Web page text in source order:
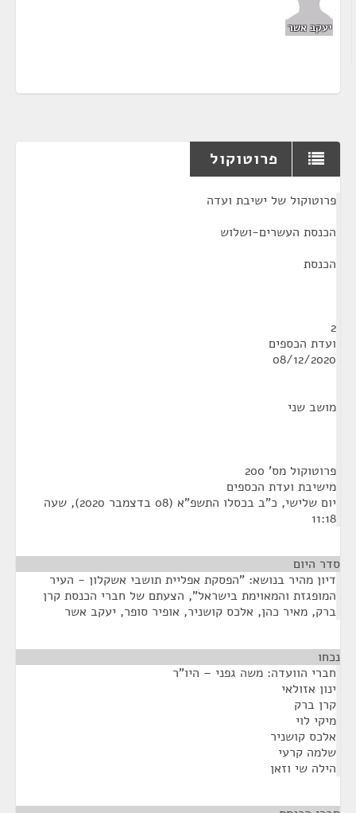
יעקב אשר
פרוטוקול
פרוטוקול של ישיבת ועדה
הכנסת העשרים-ושלוש
הכנסת
2
ועדת הכספים
08/12/2020
מושב שני
פרוטוקול מס' 200
מישיבת ועדת הכספים
יום שלישי, כ"ב בכסלו התשפ"א (08 בדצמבר 2020), שעה
11:18
סדר היום
דיון מהיר בנושא: "הפסקת אפליית תושבי אשקלון - העיר
המופגזת והמאוימת בישראל", הצעתם של חברי הכנסת קרן
ברק, מאיר כהן, אלכס קושניר, אופיר סופר, יעקב אשר
נכחו
חברי הוועדה: משה גפני – היו"ר
ינון אזולאי
קרן ברק
מיקי לוי
אלכס קושניר
שלמה קרעי
הילה שי וזאן